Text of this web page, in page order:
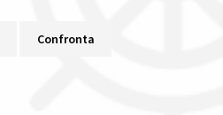
Confronta